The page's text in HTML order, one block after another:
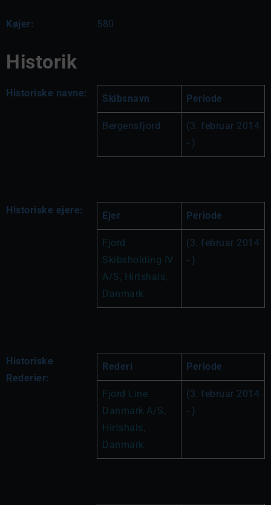
Køjer: 580
Historik
Historiske navne: Skibsnavn Periode
Bergensfjord
(3. februar 2014
- )
Historiske ejere: Ejer Periode
Fjord
Skibsholding IV
A/S, Hirtshals,
Danmark
(3. februar 2014
- )
Historiske
Rederier:
Rederi Periode
Fjord Line
Danmark A/S,
Hirtshals,
Danmark
(3. februar 2014
- )